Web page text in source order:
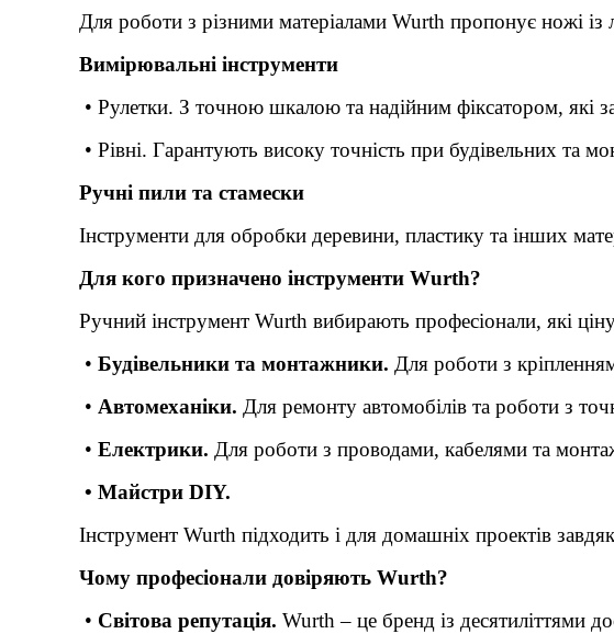
Для роботи з різними матеріалами Wurth пропонує ножі із
Вимірювальні інструменти
• Рулетки. З точною шкалою та надійним фіксатором, які
• Рівні. Гарантують високу точність при будівельних та
Ручні пили та стамески
Інструменти для обробки деревини, пластику та інших
Для кого призначено інструменти Wurth?
Ручний інструмент Wurth вибирають професіонали, які
• Будівельники та монтажники. Для роботи з
• Автомеханіки. Для ремонту автомобілів та роботи з
• Електрики. Для роботи з проводами, кабелями та
• Майстри DIY.
Інструмент Wurth підходить і для домашніх проектів
Чому професіонали довіряють Wurth?
• Світова репутація. Wurth – це бренд із десятиліттями